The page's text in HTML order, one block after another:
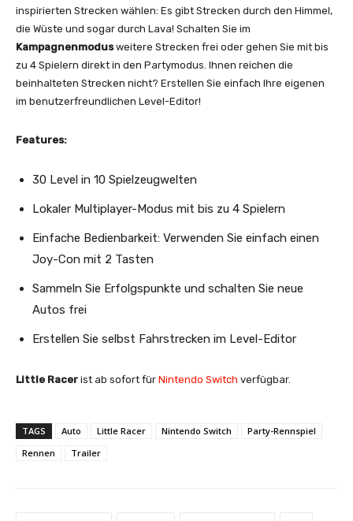
inspirierten Strecken wählen: Es gibt Strecken durch den Himmel,
die Wüste und sogar durch Lava! Schalten Sie im
Kampagnenmodusweitere Strecken frei oder gehen Sie mit bis
zu 4 Spielern direkt in den Partymodus. Ihnen reichen die
beinhalteten Strecken nicht? Erstellen Sie einfach Ihre eigenen
im benutzerfreundlichen Level-Editor!
Features:
30 Level in 10 Spielzeugwelten
Lokaler Multiplayer-Modus mit bis zu 4 Spielern
Einfache Bedienbarkeit: Verwenden Sie einfach einen
Joy-Con mit 2 Tasten
Sammeln Sie Erfolgspunkte und schalten Sie neue
Autos frei
Erstellen Sie selbst Fahrstrecken im Level-Editor
Little Racer ist ab sofort für Nintendo Switch verfügbar.
TAGS Auto Little Racer Nintendo Switch
Party-Rennspiel
Rennen
Trailer